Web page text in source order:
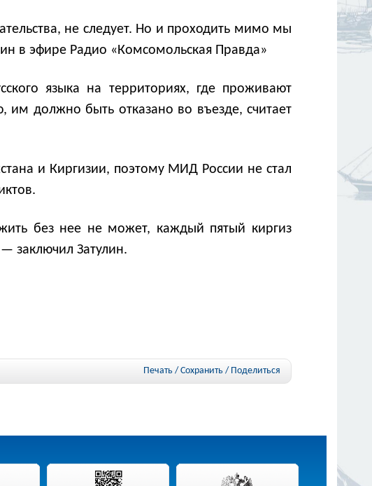
не следует. Но и проходить мимо мы
в эфире Радио «Комсомольская Правда»
языка на территориях, где проживают
должно быть отказано во въезде, считает
и Киргизии, поэтому МИД России не стал
без нее не может, каждый пятый киргиз
заключил Затулин.
Печать / Сохранить / Поделиться